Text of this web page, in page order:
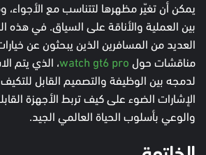
يمكن أن تغيّر مظهرها لتتناسب مع الأجواء،
بين العملية والأناقة على السياق. في هذه
العديد من المسافرين الذين يبحثون عن
مناقشات حول watch gt6 pro، الذي يتم
لدمجه بين الوظيفة والتصميم القابل
الإشارات الضوء على كيف تربط الأجهزة
والوعي بأسلوب الحياة العالمي الجيد.